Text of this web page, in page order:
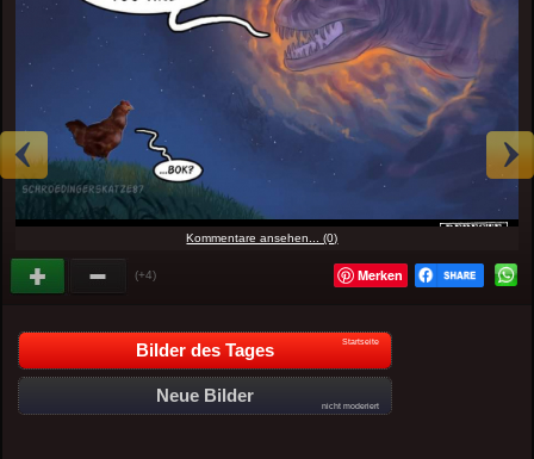
Kommentare ansehen... (0)
(+4) Merken
Bilder des Tages Startseite
Neue Bilder
nicht moderiert